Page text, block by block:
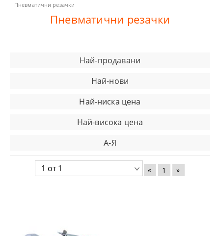
Пневматични резачки
Пневматични резачки
Най-продавани
Най-нови
Най-ниска цена
Най-висока цена
А-Я
« 1 »